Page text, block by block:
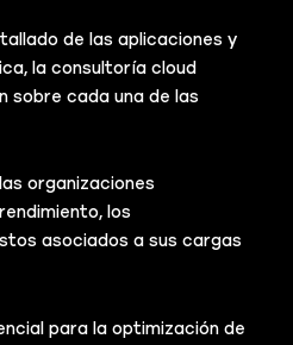
de las aplicaciones y
la consultoría cloud
sobre cada una de las
organizaciones
los
asociados a sus cargas
para la optimización de